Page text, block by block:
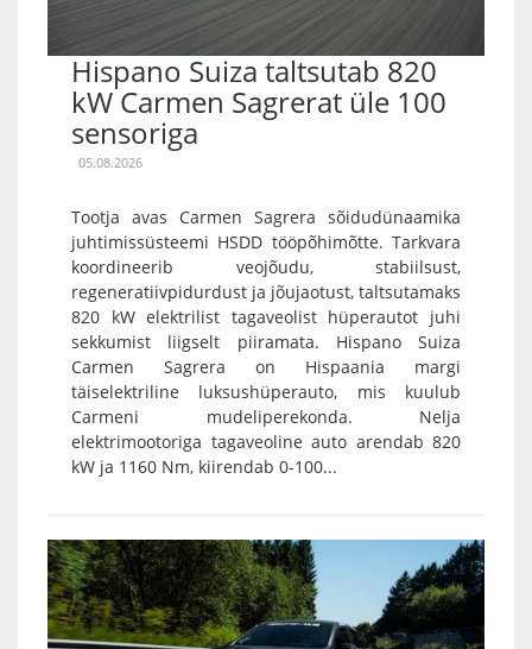
Hispano Suiza taltsutab 820
kW Carmen Sagrerat üle 100
sensoriga
05.08.2026
Tootja avas Carmen Sagrera sõidudünaamika
juhtimissüsteemi HSDD tööpõhimõtte. Tarkvara
koordineerib veojõudu, stabiilsust,
regeneratiivpidurdust ja jõujaotust, taltsutamaks
820 kW elektrilist tagaveolist hüperautot juhi
sekkumist liigselt piiramata. Hispano Suiza
Carmen Sagrera on Hispaania margi
täiselektriline luksushüperauto, mis kuulub
Carmeni mudeliperekonda. Nelja
elektrimootoriga tagaveoline auto arendab 820
kW ja 1160 Nm, kiirendab 0-100...